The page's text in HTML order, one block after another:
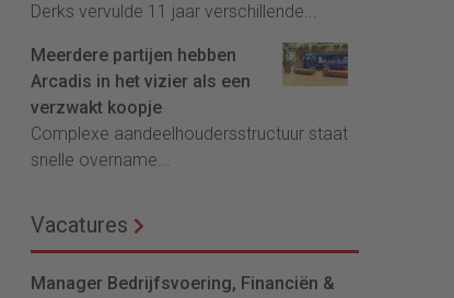
Derks vervulde 11 jaar verschillende...
Meerdere partijen hebben
Arcadis in het vizier als een
verzwakt koopje
Complexe aandeelhoudersstructuur staat
snelle overname...
Vacatures
Manager Bedrijfsvoering, Financiën &